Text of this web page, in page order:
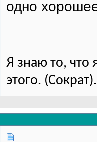
одно
Я знаю то, что
этого. (Сократ).